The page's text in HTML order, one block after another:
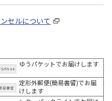
セルについて
ゆうパケットでお届けします
定形外郵便(簡易書留)でお届
けします